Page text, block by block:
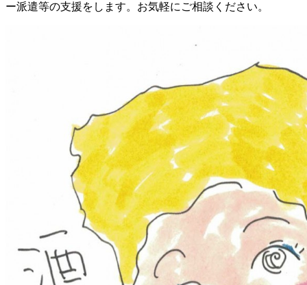
ー派遣等の支援をします。お気軽にご相談ください。